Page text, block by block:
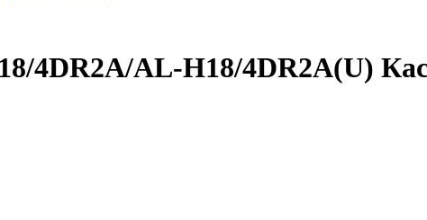
4DR2A/AL-H18/4DR2A(U)